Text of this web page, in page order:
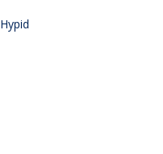
Hypid